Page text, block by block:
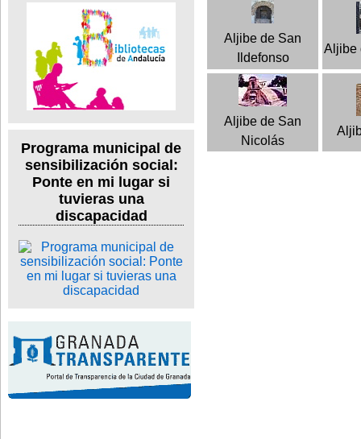
Programa municipal de
sensibilización social:
Ponte en mi lugar si
tuvieras una
discapacidad
Aljibe de San
Ildefonso
Aljibe
Aljibe de San
Nicolás